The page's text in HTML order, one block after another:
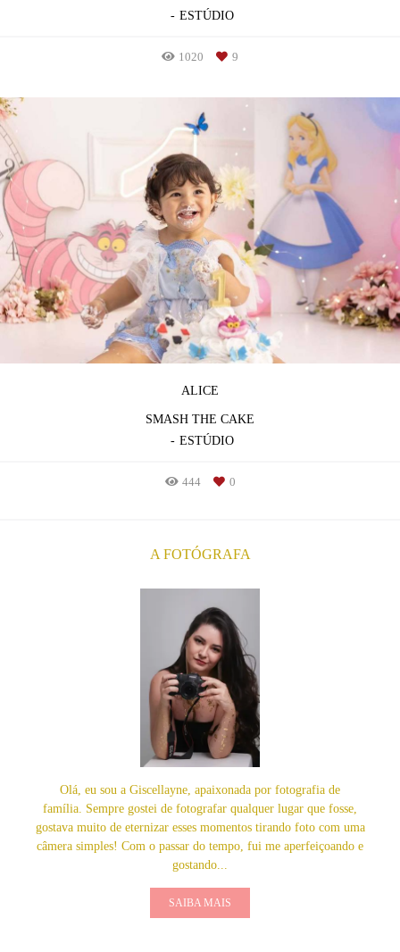
ESTÚDIO
1020 9
ALICE
SMASH THE CAKE
ESTÚDIO
444 0
A FOTÓGRAFA
Olá, eu sou a Giscellayne, apaixonada por fotografia de
família. Sempre gostei de fotografar qualquer lugar que fosse,
gostava muito de eternizar esses momentos tirando foto com uma
câmera simples! Com o passar do tempo, fui me aperfeiçoando e
gostando...
SAIBA MAIS